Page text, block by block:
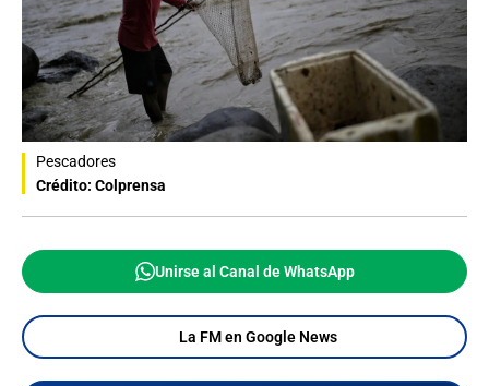
Pescadores
Crédito: Colprensa
Unirse al Canal de WhatsApp
La FM en Google News